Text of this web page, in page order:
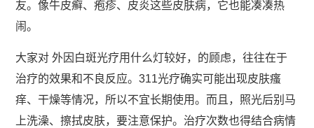
友。像牛皮癣、疱疹、皮炎这些皮肤病，它也能凑凑热
闹。
大家对 外因白斑光疗用什么灯较好，的顾虑，往往在于
治疗的效果和不良反应。311光疗确实可能出现皮肤瘙
痒、干燥等情况，所以不宜长期使用。而且，照光后别马
上洗澡、擦拭皮肤，要注意保护。治疗次数也得结合病情